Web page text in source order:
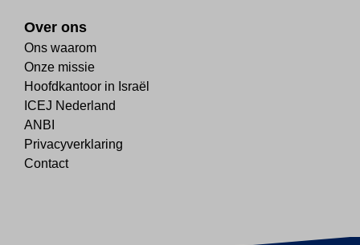
Over ons
Ons waarom
Onze missie
Hoofdkantoor in Israël
ICEJ Nederland
ANBI
Privacyverklaring
Contact